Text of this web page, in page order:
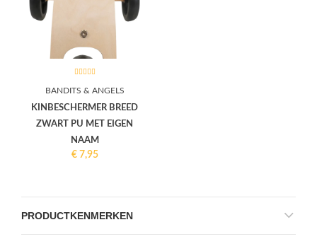
BANDITS & ANGELS
KINBESCHERMER BREED
ZWART PU MET EIGEN
NAAM
€ 7,95
PRODUCTKENMERKEN